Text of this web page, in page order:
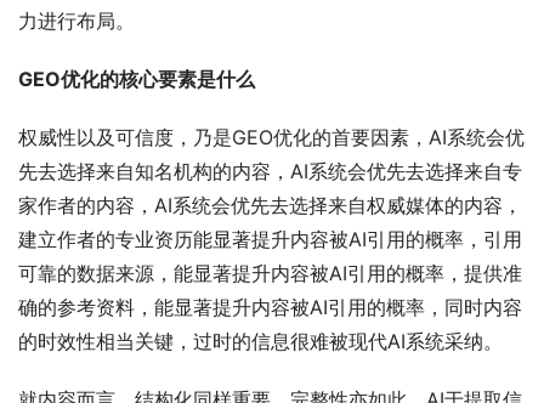
力进行布局。
GEO优化的核心要素是什么
权威性以及可信度，乃是GEO优化的首要因素，AI系统会优
先去选择来自知名机构的内容，AI系统会优先去选择来自专
家作者的内容，AI系统会优先去选择来自权威媒体的内容，
建立作者的专业资历能显著提升内容被AI引用的概率，引用
可靠的数据来源，能显著提升内容被AI引用的概率，提供准
确的参考资料，能显著提升内容被AI引用的概率，同时内容
的时效性相当关键，过时的信息很难被现代AI系统采纳。